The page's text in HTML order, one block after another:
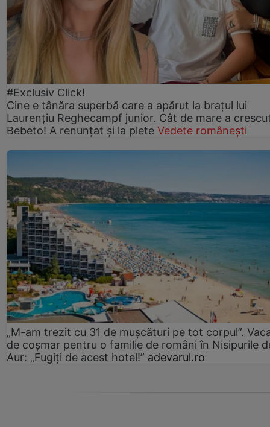
#Exclusiv Click!
Cine e tânăra superbă care a apărut la brațul lui
Laurențiu Reghecampf junior. Cât de mare a
Bebeto! A renunțat și la plete Vedete românești
„M-am trezit cu 31 de mușcături pe tot corpul”.
de coșmar pentru o familie de români în Nisipurile
Aur: „Fugiți de acest hotel!” adevarul.ro